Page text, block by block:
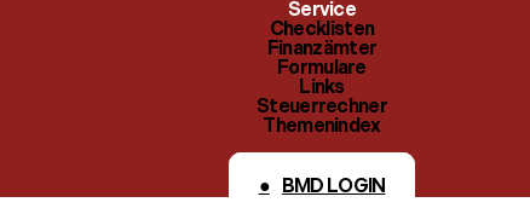
Landwirte-Info
Themenindex
Service
Checklisten
Finanzämter
Formulare
Links
Steuerrechner
Themenindex
BMD LOGIN